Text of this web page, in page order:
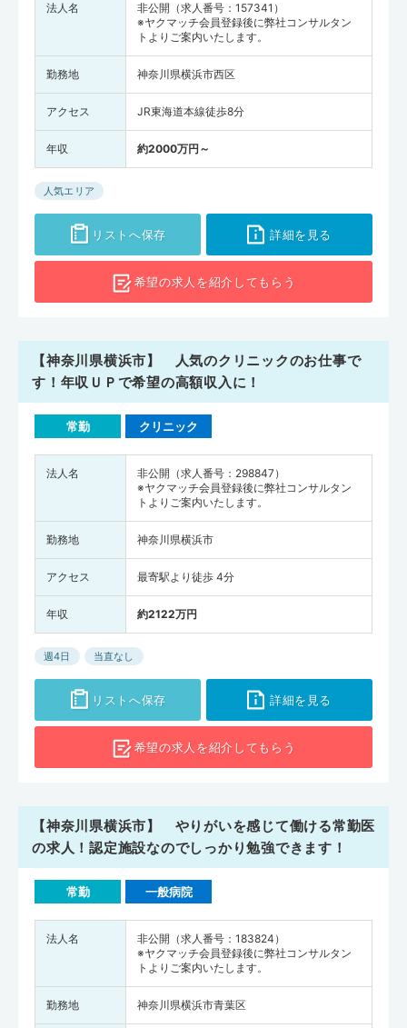
法人名
非公開（求人番号：157341）
※ヤクマッチ会員登録後に弊社コンサルタン
トよりご案内いたします。
勤務地 神奈川県横浜市西区
アクセス JR東海道本線徒歩8分
年収 約2000万円～
人気エリア
リストへ保存 詳細を見る
希望の求人を紹介してもらう
【神奈川県横浜市】 人気のクリニックのお仕事で
す！年収ＵＰで希望の高額収入に！
常勤 クリニック
法人名
非公開（求人番号：298847）
※ヤクマッチ会員登録後に弊社コンサルタン
トよりご案内いたします。
勤務地 神奈川県横浜市
アクセス 最寄駅より徒歩 4分
年収 約2122万円
週4日 当直なし
リストへ保存 詳細を見る
希望の求人を紹介してもらう
【神奈川県横浜市】 やりがいを感じて働ける常勤医
の求人！認定施設なのでしっかり勉強できます！
常勤 一般病院
法人名
非公開（求人番号：183824）
※ヤクマッチ会員登録後に弊社コンサルタン
トよりご案内いたします。
勤務地 神奈川県横浜市青葉区